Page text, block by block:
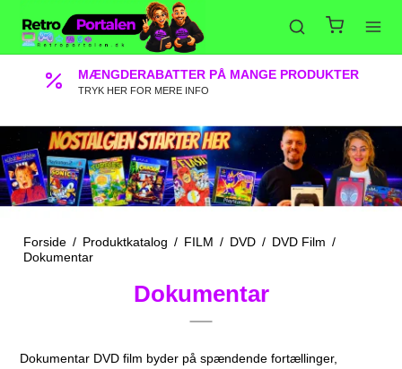
MÆNGDERABATTER PÅ MANGE PRODUKTER
TRYK HER FOR MERE INFO
Forside / Produktkatalog / FILM / DVD / DVD Film /
Dokumentar
Dokumentar
Dokumentar DVD film byder på spændende fortællinger,